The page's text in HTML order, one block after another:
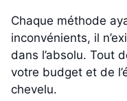
Chaque méthode
inconvénients, il
dans l’absolu. Tout
votre budget et de
chevelu.